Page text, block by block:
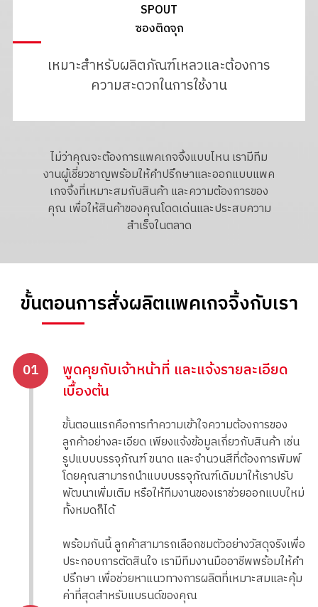
SPOUT
ซองติดจุก
เหมาะสำหรับผลิตภัณฑ์เหลวและต้องการ
ความสะดวกในการใช้งาน
ไม่ว่าคุณจะต้องการแพคเกจจิ้งแบบไหน เรามีทีม
งานผู้เชี่ยวชาญพร้อมให้คำปรึกษาและออกแบบแพค
เกจจิ้งที่เหมาะสมกับสินค้า และความต้องการของ
คุณ เพื่อให้สินค้าของคุณโดดเด่นและประสบความ
สำเร็จในตลาด
ขั้นตอนการสั่งผลิตแพคเกจจิ้งกับเรา
01
พูดคุยกับเจ้าหน้าที่ และแจ้งรายละเอียด
เบื้องต้น
ขั้นตอนแรกคือการทำความเข้าใจความต้องการของ
ลูกค้าอย่างละเอียด เพียงแจ้งข้อมูลเกี่ยวกับสินค้า เช่น
รูปแบบบรรจุภัณฑ์ ขนาด และจำนวนสีที่ต้องการพิมพ์
โดยคุณสามารถนำแบบบรรจุภัณฑ์เดิมมาให้เราปรับ
พัฒนาเพิ่มเติม หรือให้ทีมงานของเราช่วยออกแบบใหม่
ทั้งหมดก็ได้
พร้อมกันนี้ ลูกค้าสามารถเลือกชมตัวอย่างวัสดุจริงเพื่อ
ประกอบการตัดสินใจ เรามีทีมงานมืออาชีพพร้อมให้คำ
ปรึกษา เพื่อช่วยหาแนวทางการผลิตที่เหมาะสมและคุ้ม
ค่าที่สุดสำหรับแบรนด์ของคุณ